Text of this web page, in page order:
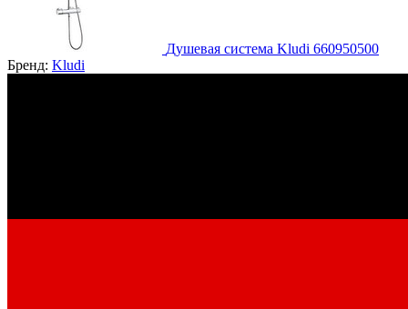
Душевая система Kludi 660950500
Бренд: Kludi